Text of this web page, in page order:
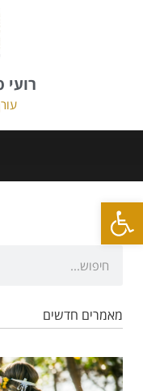
פתח סרגל נגישות
רועי
מאמרים חדשים